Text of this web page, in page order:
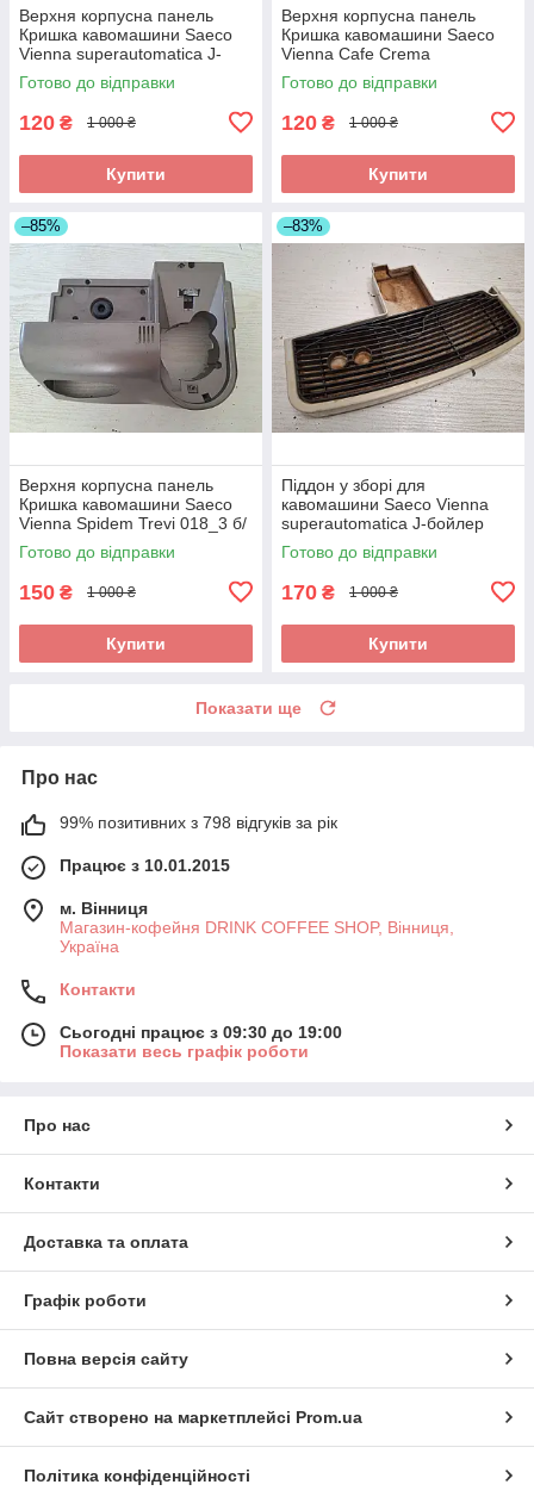
Верхня корпусна панель
Кришка кавомашини Saeco
Vienna superautomatica J-
бойлер 018CDR_2 б/у
Готово до відправки
120 ₴ 1 000 ₴
Купити
Верхня корпусна панель
Кришка кавомашини Saeco
Vienna Cafe Crema
superautomatica J-бойлер
018CR_3 б/у
Готово до відправки
120 ₴ 1 000 ₴
Купити
–85%
Верхня корпусна панель
Кришка кавомашини Saeco
Vienna Spidem Trevi 018_3 б/
у
Готово до відправки
150 ₴ 1 000 ₴
Купити
–83%
Піддон у зборі для
кавомашини Saeco Vienna
superautomatica J-бойлер
018CDR_2 б/у
Готово до відправки
170 ₴ 1 000 ₴
Купити
Показати ще
Про нас
99% позитивних з 798 відгуків за рік
Працює з 10.01.2015
м. Вінниця
Магазин-кофейня DRINK COFFEE SHOP, Вінниця,
Україна
Контакти
Сьогодні працює з 09:30 до 19:00
Показати весь графік роботи
Про нас
Контакти
Доставка та оплата
Графік роботи
Повна версія сайту
Сайт створено на маркетплейсі Prom.ua
Політика конфіденційності